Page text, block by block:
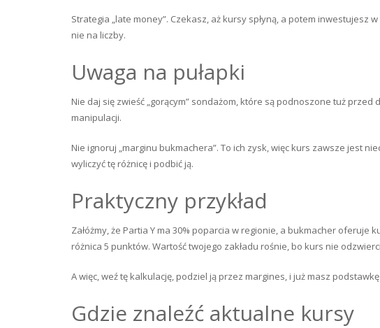
Strategia „late money”. Czekasz, aż kursy spłyną, a potem inwestujesz
nie na liczby.
Uwaga na pułapki
Nie daj się zwieść „gorącym” sondażom, które są podnoszone tuż
manipulacji.
Nie ignoruj „marginu bukmachera”. To ich zysk, więc kurs zawsze jest
wyliczyć tę różnicę i podbić ją.
Praktyczny przykład
Załóżmy, że Partia Y ma 30% poparcia w regionie, a bukmacher oferuje
różnica 5 punktów. Wartość twojego zakładu rośnie, bo kurs nie
A więc, weź tę kalkulację, podziel ją przez margines, i już masz
Gdzie znaleźć aktualne kursy